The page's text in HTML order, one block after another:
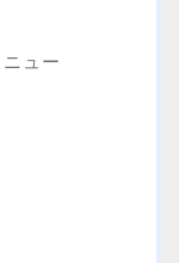
ュー